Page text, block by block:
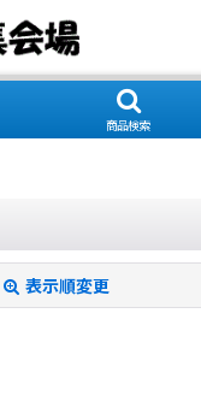
商品検索
表示順変更